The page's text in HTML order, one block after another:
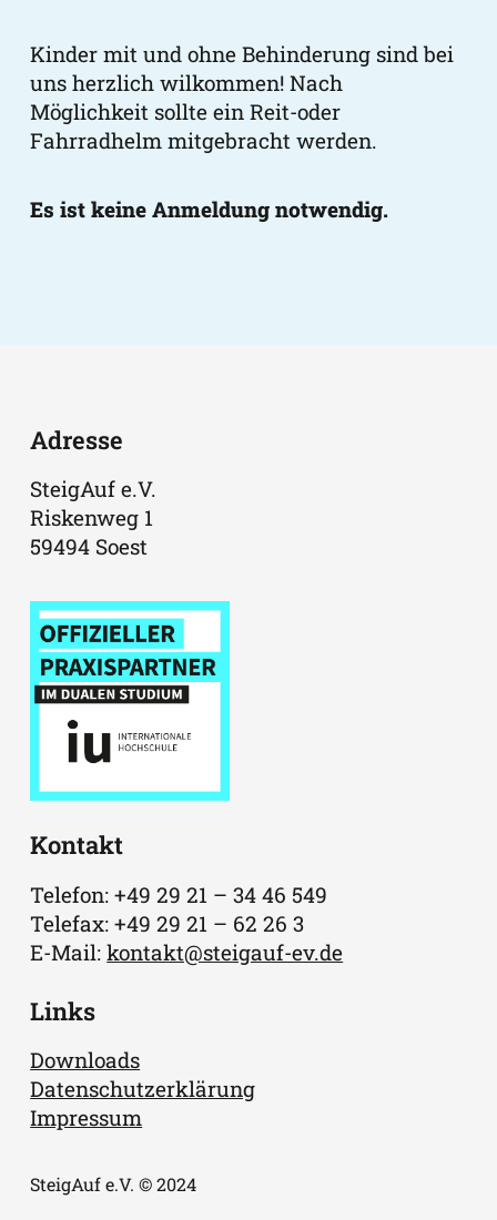
Kinder mit und ohne Behinderung sind bei
uns herzlich wilkommen! Nach
Möglichkeit sollte ein Reit-oder
Fahrradhelm mitgebracht werden.
Es ist keine Anmeldung notwendig.
Adresse
SteigAuf e.V.
Riskenweg 1
59494 Soest
Kontakt
Telefon: +49 29 21 – 34 46 549
Telefax: +49 29 21 – 62 26 3
E-Mail:kontakt@steigauf-ev.de
Links
Downloads
Datenschutzerklärung
Impressum
SteigAuf e.V. © 2024